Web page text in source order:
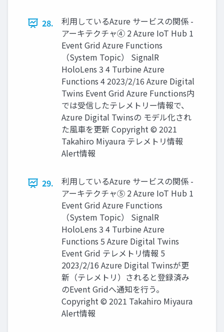
28.
利用しているAzure サービスの関係 -
アーキテクチャ④ 2 Azure IoT Hub 1
Event Grid Azure Functions
（System Topic） SignalR
HoloLens 3 4 Turbine Azure
Functions 4 2023/2/16 Azure Digital
Twins Event Grid Azure Functions内
では受信したテレメトリー情報で、
Azure Digital Twinsの モデル化され
た風車を更新 Copyright © 2021
Takahiro Miyaura テレメトリ情報
Alert情報
29.
利用しているAzure サービスの関係 -
アーキテクチャ⑤ 2 Azure IoT Hub 1
Event Grid Azure Functions
（System Topic） SignalR
HoloLens 3 4 Turbine Azure
Functions 5 Azure Digital Twins
Event Grid テレメトリ情報 5
2023/2/16 Azure Digital Twinsが更
新（テレメトリ）されると登録済み
のEvent Gridへ通知を行う。
Copyright © 2021 Takahiro Miyaura
Alert情報